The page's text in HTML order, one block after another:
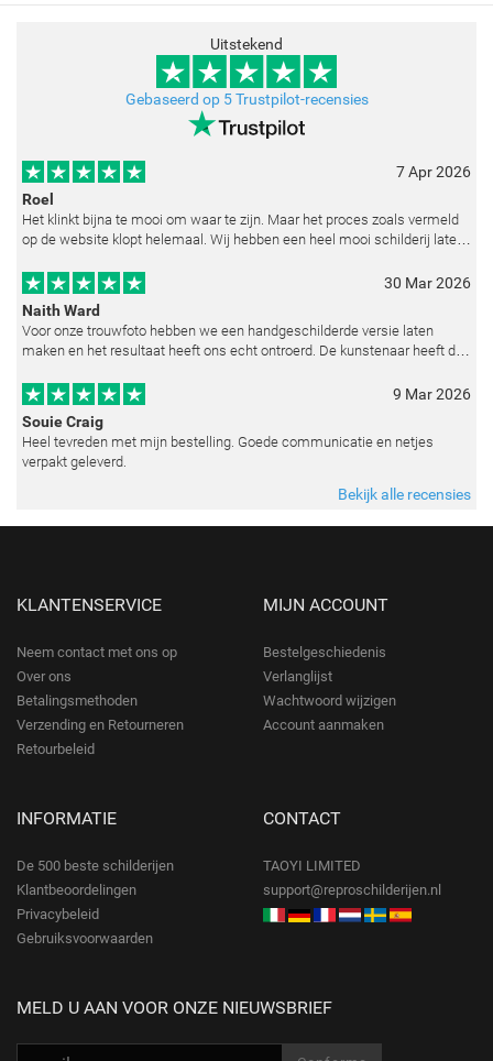
Uitstekend
Gebaseerd op 5 Trustpilot-recensies
7 Apr 2026
Roel
Het klinkt bijna te mooi om waar te zijn. Maar het proces zoals vermeld
op de website klopt helemaal. Wij hebben een heel mooi schilderij laten
30 Mar 2026
Naith Ward
Voor onze trouwfoto hebben we een handgeschilderde versie laten
maken en het resultaat heeft ons echt ontroerd. De kunstenaar heeft de
9 Mar 2026
Souie Craig
Heel tevreden met mijn bestelling. Goede communicatie en netjes
verpakt geleverd.
Bekijk alle recensies
KLANTENSERVICE
Neem contact met ons op
Over ons
Betalingsmethoden
Verzending en Retourneren
Retourbeleid
MIJN ACCOUNT
Bestelgeschiedenis
Verlanglijst
Wachtwoord wijzigen
Account aanmaken
INFORMATIE
De 500 beste schilderijen
Klantbeoordelingen
Privacybeleid
Gebruiksvoorwaarden
CONTACT
TAOYI LIMITED
support@reproschilderijen.nl
MELD U AAN VOOR ONZE NIEUWSBRIEF